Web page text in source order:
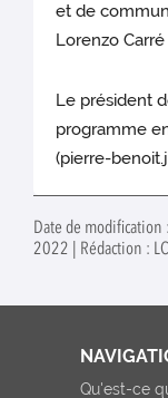
et de
Lorenzo
Le président
programme
(pierre-
Date de
2022 | Rédaction : LC
Qu'est-ce